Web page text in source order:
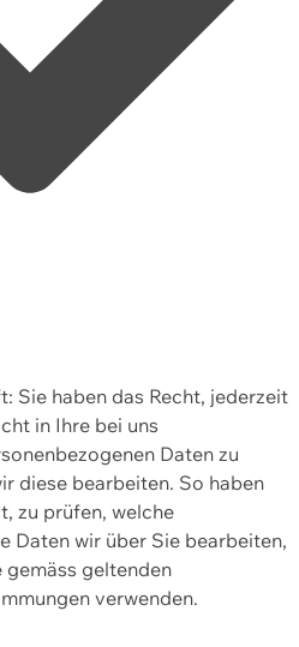
Sie haben das Recht, jederzeit
in Ihre bei uns
Daten zu
diese bearbeiten. So haben
zu prüfen, welche
Daten wir über Sie bearbeiten,
gemäss geltenden
verwenden.